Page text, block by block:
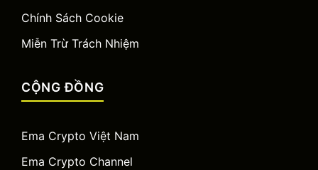
Chính Sách Cookie
Miễn Trừ Trách Nhiệm
CỘNG ĐỒNG
Ema Crypto Việt Nam
Ema Crypto Channel